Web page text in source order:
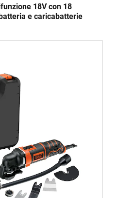
18V con 18
e caricabatterie